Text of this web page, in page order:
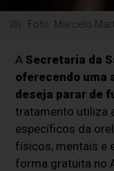
Foto: Marcelo
A Secretaria da
oferecendo uma
deseja parar de
tratamento utiliza
específicos da
físicos, mentais e
forma gratuita no